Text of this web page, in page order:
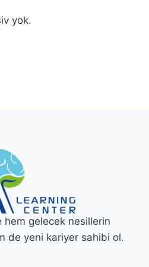
yok.
hem gelecek nesillerin
de yeni kariyer sahibi ol.